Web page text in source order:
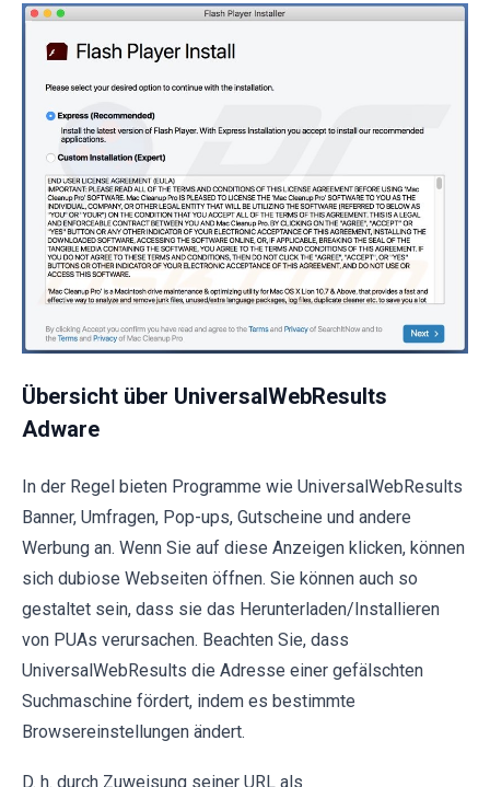
Übersicht über UniversalWebResults
Adware
In der Regel bieten Programme wie UniversalWebResults
Banner, Umfragen, Pop-ups, Gutscheine und andere
Werbung an. Wenn Sie auf diese Anzeigen klicken, können
sich dubiose Webseiten öffnen. Sie können auch so
gestaltet sein, dass sie das Herunterladen/Installieren
von PUAs verursachen. Beachten Sie, dass
UniversalWebResults die Adresse einer gefälschten
Suchmaschine fördert, indem es bestimmte
Browsereinstellungen ändert.
D. h. durch Zuweisung seiner URL als